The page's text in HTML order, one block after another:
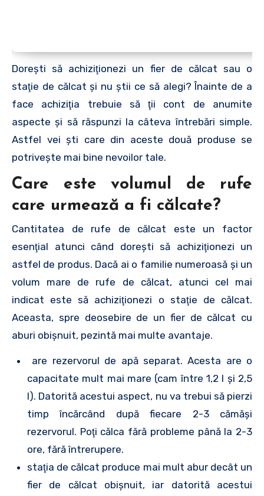
Doreşti să achiziţionezi un fier de călcat sau o
staţie de călcat şi nu ştii ce să alegi? Înainte de a
face achiziţia trebuie să ţii cont de anumite
aspecte şi să răspunzi la câteva întrebări simple.
Astfel vei şti care din aceste două produse se
potriveşte mai bine nevoilor tale.
Care este volumul de rufe
care urmează a fi călcate?
Cantitatea de rufe de călcat este un factor
esenţial atunci când doreşti să achiziţionezi un
astfel de produs. Dacă ai o familie numeroasă şi un
volum mare de rufe de călcat, atunci cel mai
indicat este să achiziţionezi o staţie de călcat.
Aceasta, spre deosebire de un fier de călcat cu
aburi obişnuit, pezintă mai multe avantaje.
are rezervorul de apă separat. Acesta are o
capacitate mult mai mare (cam între 1,2 l şi 2,5
l). Datorită acestui aspect, nu va trebui să pierzi
timp încărcând după fiecare 2-3 cămăşi
rezervorul. Poţi călca fără probleme până la 2-3
ore, fără întrerupere.
staţia de călcat produce mai mult abur decât un
fier de călcat obişnuit, iar datorită acestui